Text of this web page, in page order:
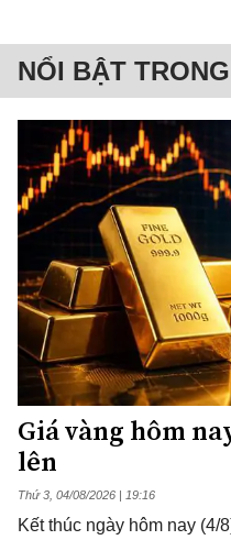
NỔI BẬT
Giá vàng hôm
lên
Thứ 3, 04/08/2026 | 19:16
Kết thúc ngày hôm nay (4/